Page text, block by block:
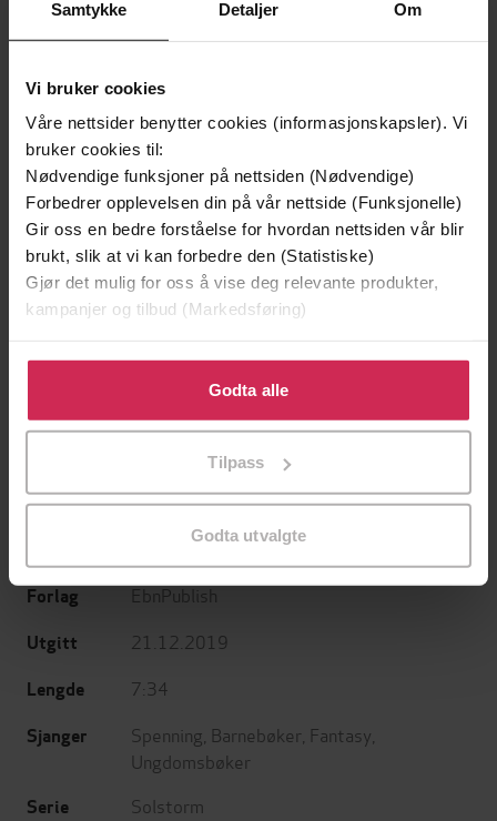
Samtykke Detaljer Om
Vi bruker cookies
Våre nettsider benytter cookies (informasjonskapsler). Vi
bruker cookies til:
Nødvendige funksjoner på nettsiden (Nødvendige)
Forbedrer opplevelsen din på vår nettside (Funksjonelle)
Gir oss en bedre forståelse for hvordan nettsiden vår blir
brukt, slik at vi kan forbedre den (Statistiske)
Gjør det mulig for oss å vise deg relevante produkter,
kampanjer og tilbud (Markedsføring)
Klikk på «Godta alle» for å gi oss ditt samtykke til å
bruke cookies for alle disse formålene. Du kan også
tilpasse ditt samtykke til spesifikke formål ved å klikke
Godta alle
Tilpass
Godta utvalgte
399,-
Første gang på tilbud
May Grethe Lerum (forfatter),
Ramslie Ahlsen(innleser)
Forlag EbnPublish
Utgitt 21.12.2019
Lengde 7:34
Sjanger Spenning Barnebøker Fantasy
Ungdomsbøker
Serie Solstorm